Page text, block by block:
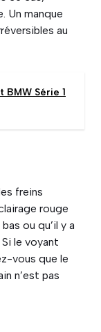
Un manque
au
BMW Série 1
freins
rouge
ou qu’il y a
le voyant
vous que le
n’est pas